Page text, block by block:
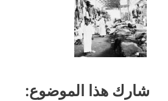
شارك هذا الموضوع: